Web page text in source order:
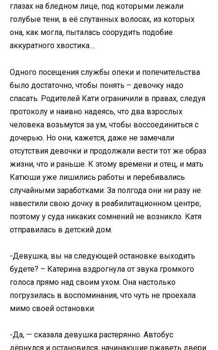
глазах на бледном лице, под которыми лежали
голубые тени, в её спутанных волосах, из которых
она, как могла, пыталась соорудить подобие
аккуратного хвостика…
Одного посещения службы опеки и попечительства
было достаточно, чтобы понять – девочку надо
спасать. Родителей Кати ограничили в правах, следуя
протоколу и наивно надеясь, что два взрослых
человека возьмутся за ум, чтобы воссоединиться с
дочерью. Но они, кажется, даже не замечали
отсутствия девочки и продолжали вести тот же образ
жизни, что и раньше. К этому времени и отец, и мать
Катюши уже лишились работы и перебивались
случайными заработками. За полгода они ни разу не
навестили свою дочку в реабилитационном центре,
поэтому у суда никаких сомнений не возникло. Катя
отправилась в детский дом.
-Девушка, вы на следующей остановке выходить
будете? – Катерина вздрогнула от звука громкого
голоса прямо над своим ухом. Она настолько
погрузилась в воспоминания, что чуть не проехала
мимо своей остановки.
-Да, — сказала девушка растерянно. Автобус
дёрнулся и остановился, начинающие ржаветь двери